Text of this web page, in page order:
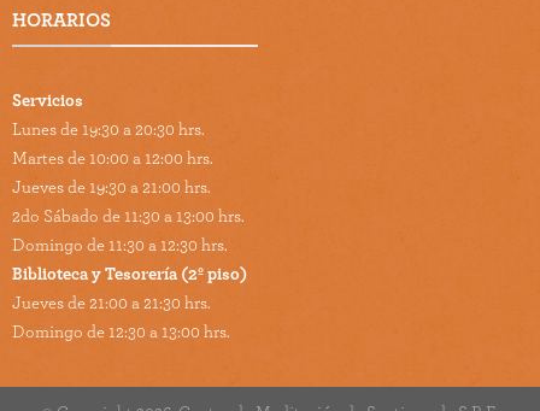
HORARIOS
Servicios
Lunes de 19:30 a 20:30 hrs.
Martes de 10:00 a 12:00 hrs.
Jueves de 19:30 a 21:00 hrs.
2do Sábado de 11:30 a 13:00 hrs.
Domingo de 11:30 a 12:30 hrs.
Biblioteca y Tesorería (2º piso)
Jueves de 21:00 a 21:30 hrs.
Domingo de 12:30 a 13:00 hrs.